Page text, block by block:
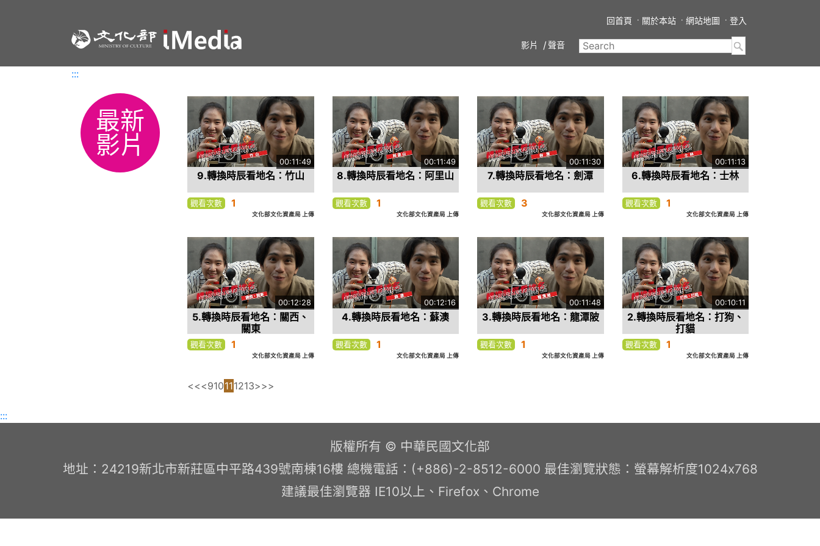
:::
回首頁 關於本站 網站地圖 登入
影片 聲音
:::
最新
影片
00:11:49
9.轉換時辰看地名：竹山
觀看次數 1
文化部文化資產局 上傳
00:11:49
8.轉換時辰看地名：阿里山
觀看次數 1
文化部文化資產局 上傳
00:11:30
7.轉換時辰看地名：劍潭
觀看次數 3
文化部文化資產局 上傳
00:11:13
6.轉換時辰看地名：士林
觀看次數 1
文化部文化資產局 上傳
00:12:28
5.轉換時辰看地名：關西、
關東
觀看次數 1
文化部文化資產局 上傳
00:12:16
4.轉換時辰看地名：蘇澳
觀看次數 1
文化部文化資產局 上傳
00:11:48
3.轉換時辰看地名：龍潭陂
觀看次數 1
文化部文化資產局 上傳
00:10:11
2.轉換時辰看地名：打狗、
打貓
觀看次數 1
文化部文化資產局 上傳
<<<910111213>>>
:::
版權所有 © 中華民國文化部
地址：24219新北市新莊區中平路439號南棟16樓 總機電話：(+886)-2-8512-6000 最佳瀏覽狀態：螢幕解析度1024x768
建議最佳瀏覽器 IE10以上、Firefox、Chrome